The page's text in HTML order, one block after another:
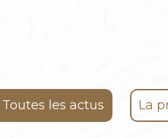
Toutes les actus La